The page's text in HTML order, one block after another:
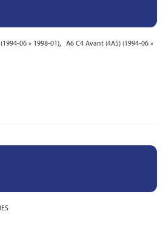
06 » 1998-01),
A6 C4 Avant (4A5) (1994-06 »